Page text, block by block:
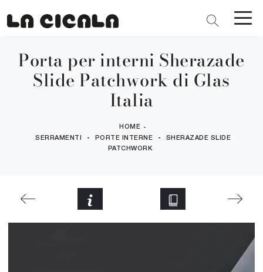
Porta per interni Sherazade
Slide Patchwork di Glas
Italia
HOME -
SERRAMENTI - PORTE INTERNE -
SHERAZADE SLIDE
PATCHWORK